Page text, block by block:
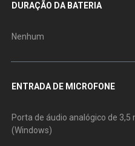
DURAÇÃO DA BATERIA
Nenhum
ENTRADA DE MICROFONE
Porta de áudio analógico de
(Windows)